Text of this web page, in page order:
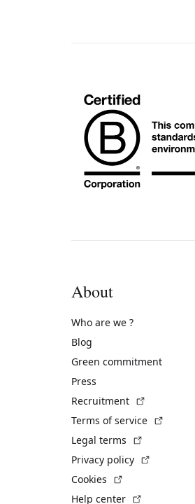
About
Who are we ?
Blog
Green commitment
Press
Recruitment
Terms of service
Legal terms
Privacy policy
Cookies
Help center